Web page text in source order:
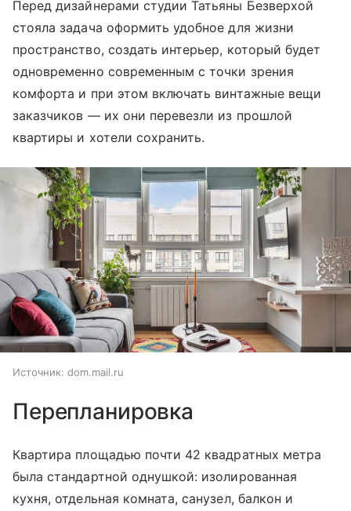
Перед дизайнерами студии Татьяны Безверхой
стояла задача оформить удобное для жизни
пространство, создать интерьер, который будет
одновременно современным с точки зрения
комфорта и при этом включать винтажные вещи
заказчиков — их они перевезли из прошлой
квартиры и хотели сохранить.
Источник: dom.mail.ru
Перепланировка
Квартира площадью почти 42 квадратных метра
была стандартной однушкой: изолированная
кухня, отдельная комната, санузел, балкон и